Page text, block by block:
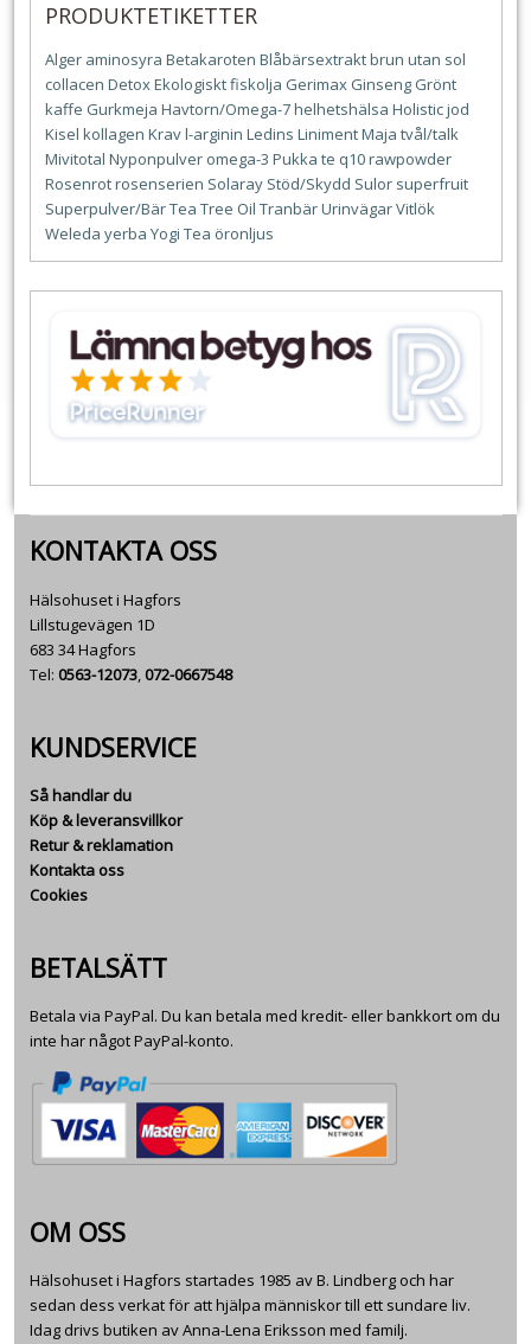
PRODUKTETIKETTER
Alger aminosyra Betakaroten Blåbärsextraktbrun utan sol
collacen DetoxEkologisktfiskolja Gerimax Ginseng Grönt
kaffe Gurkmeja Havtorn/Omega-7helhetshälsa Holisticjod
Kisel kollagen Kravl-arginin Ledins LinimentMaja tvål/talk
Mivitotal Nyponpulver omega-3 Pukka te q10rawpowder
Rosenrotrosenserien Solaray Stöd/Skydd Sulor superfruit
Superpulver/BärTea Tree Oil TranbärUrinvägarVitlök
Weleda yerba Yogi Tea öronljus
KONTAKTA OSS
Hälsohuset i Hagfors
Lillstugevägen 1D
683 34 Hagfors
Tel: 0563-12073,072-0667548
KUNDSERVICE
Så handlar du
Köp & leveransvillkor
Retur & reklamation
Kontakta oss
Cookies
BETALSÄTT
Betala via PayPal. Du kan betala med kredit- eller bankkort om du
inte har något PayPal-konto.
OM OSS
Hälsohuset i Hagfors startades 1985 av B. Lindberg och har
sedan dess verkat för att hjälpa människor till ett sundare liv.
Idag drivs butiken av Anna-Lena Eriksson med familj.